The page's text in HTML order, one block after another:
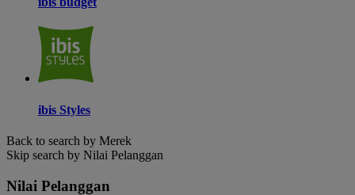
ibis Styles
Back to search by Merek
Skip search by Nilai Pelanggan
Nilai Pelanggan